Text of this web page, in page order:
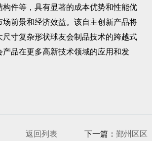
构件等，具有显著的成本优势和性能优
场前景和经济效益。该自主创新产品将
尺寸复杂形状球友会制品技术的跨越式
产品在更多高新技术领域的应用和发
返回列表 下一篇： 鄞州区区